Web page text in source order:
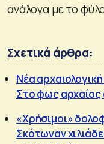
ανάλογα με το
Σχετικά άρθρα:
Νέα
Στο φως
«Χρήσιμοι»
Σκότωναν